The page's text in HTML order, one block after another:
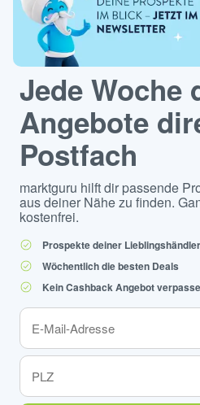
Jede Woche
Angebote
Postfach
marktguru hilft dir passende
aus deiner Nähe zu finden.
kostenfrei.
Prospekte deiner Lieblingshändler
Wöchentlich die besten Deals
Kein Cashback Angebot